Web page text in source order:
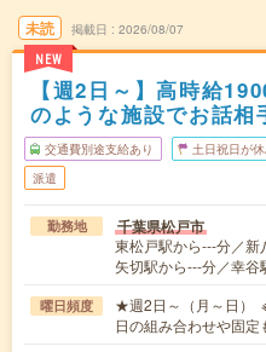
未読
NEW
掲載日 2026/08/07
【週2日～】高時給
のような施設でお話相
交通費別途支給あり 土日祝日が
派遣
勤務地 千葉県松戸市
東松戸駅から---分／新
矢切駅から---分／幸谷
曜日頻度
★週2日～（月～日）
日の組み合わせや固定